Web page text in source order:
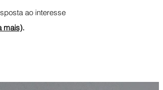
ao interesse
mais).